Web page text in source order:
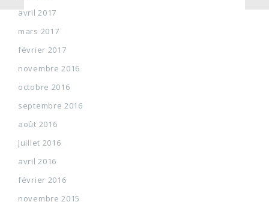
avril 2017
mars 2017
février 2017
novembre 2016
octobre 2016
septembre 2016
août 2016
juillet 2016
avril 2016
février 2016
novembre 2015